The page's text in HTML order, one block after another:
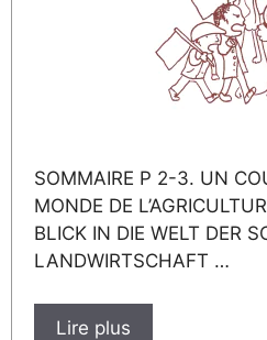
SOMMAIRE P 2-3. UN
MONDE DE
BLICK IN DIE WELT DER
LANDWIRTSCHAFT …
Lire plus